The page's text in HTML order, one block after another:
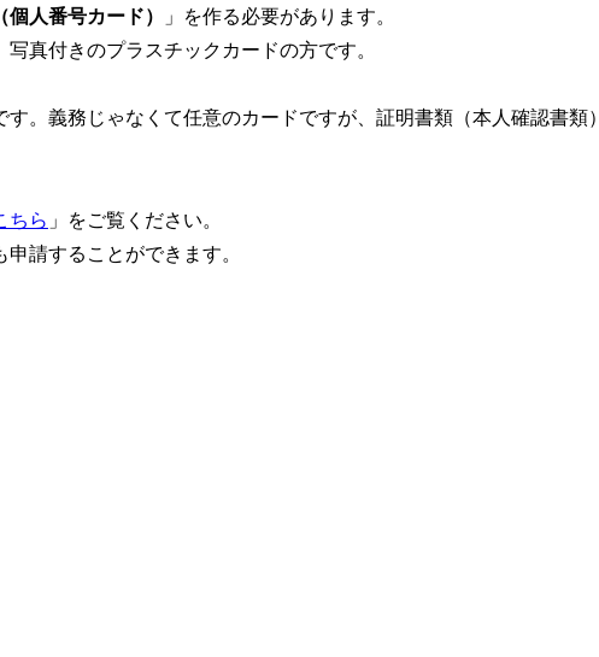
人番号カード）
」を作る必要があります。
真付きのプラスチックカードの方です。
。義務じゃなくて任意のカードですが、証明書類（本人確認書類）
ちら 」をご覧ください。
請することができます。